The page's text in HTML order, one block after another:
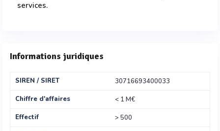
services.
Informations juridiques
SIREN / SIRET
30716693400033
Chiffre d'affaires
< 1 M€
Effectif
> 500